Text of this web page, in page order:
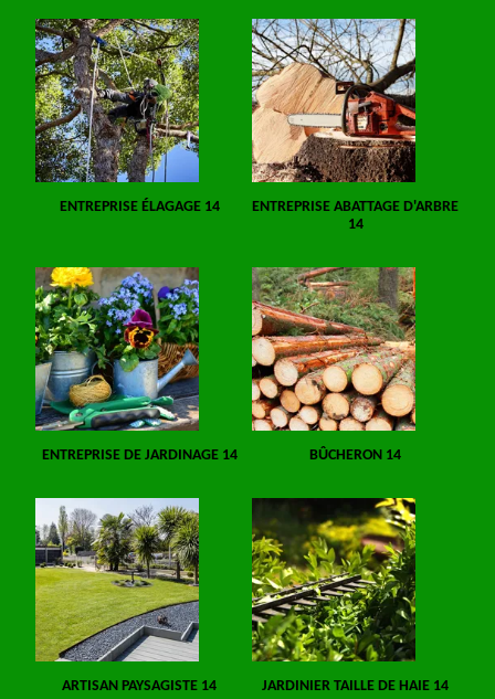
ENTREPRISE ÉLAGAGE 14
ENTREPRISE ABATTAGE D'ARBRE
14
ENTREPRISE DE JARDINAGE 14 BÛCHERON 14
ARTISAN PAYSAGISTE 14 JARDINIER TAILLE DE HAIE 14